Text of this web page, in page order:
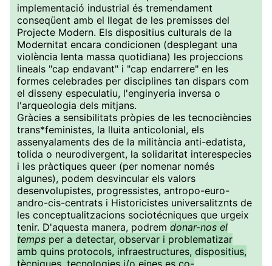
implementació industrial és tremendament
conseqüent amb el llegat de les premisses del
Projecte Modern. Els dispositius culturals de la
Modernitat encara condicionen (desplegant una
violència lenta massa quotidiana) les projeccions
lineals "cap endavant" i "cap endarrere" en les
formes celebrades per disciplines tan dispars com
el disseny especulatiu, l'enginyeria inversa o
l'arqueologia dels mitjans.
Gràcies a sensibilitats pròpies de les tecnociències
trans*feministes, la lluita anticolonial, els
assenyalaments des de la militància anti-edatista,
tolida o neurodivergent, la solidaritat interespecies
i les pràctiques queer (per nomenar només
algunes), podem desvincular els valors
desenvolupistes, progressistes, antropo-euro-
andro-cis-centrats i Historicistes universalitznts de
les conceptualitzacions sociotécniques que urgeix
tenir. D'aquesta manera, podrem donar-nos el
temps per a detectar, observar i problematizar
amb quins protocols, infraestructures, dispositius,
tècniques, tecnologies i/o eines es co-